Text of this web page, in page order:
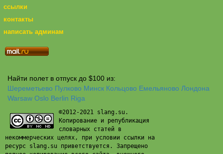
ссылки
контакты
написать админам
Найти полет в отпуск до $100 из:
Шереметьево Пулково Минск Кольцово Емельяново Лондона
Warsaw Oslo Berlin Riga
©2012-2021 slang.su.
Копирование и републикация
словарных статей в
некоммерческих целях, при условии ссылки на
ресурс slang.su приветствуется. Запрещено